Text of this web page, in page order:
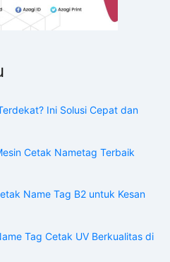
Ini Solusi Cepat dan
Cetak Nametag Terbaik
Name Tag B2 untuk Kesan
Tag Cetak UV Berkualitas di